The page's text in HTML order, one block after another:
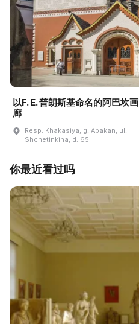
以F. E. 普朗斯基命名的阿巴坎画
廊
Resp. Khakasiya, g. Abakan, ul.
Shchetinkina, d. 65
你最近看过吗